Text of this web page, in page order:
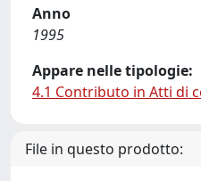
Anno
1995
Appare nelle tipologie:
4.1 Contributo in Atti di
File in questo prodotto: